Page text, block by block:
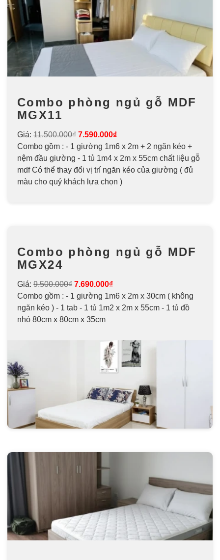
Combo phòng ngủ gỗ MDF
MGX11
Giá: 11.500.000₫ 7.590.000₫
Combo gồm : - 1 giường 1m6 x 2m + 2 ngăn kéo +
nệm đầu giường - 1 tủ 1m4 x 2m x 55cm chất liệu gỗ
mdf Có thể thay đổi vị trí ngăn kéo của giường ( đủ
màu cho quý khách lựa chọn )
Combo phòng ngủ gỗ MDF
MGX24
Giá: 9.500.000₫ 7.690.000₫
Combo gồm : - 1 giường 1m6 x 2m x 30cm ( không
ngăn kéo ) - 1 tab - 1 tủ 1m2 x 2m x 55cm - 1 tủ đồ
nhỏ 80cm x 80cm x 35cm